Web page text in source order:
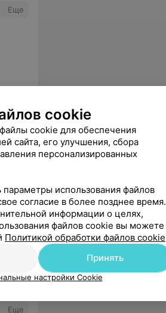
Еще
Еще
Еще
cookie
cookie для обеспечения
сайта, его улучшения, сбора
персонализированных
использования файлов
согласие в более позднее время.
информации о целях,
файлов cookie вы можете
Политикой обработки файлов cookie
Принять
настройки Cookie